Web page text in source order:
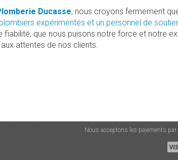
Ducasse, nous croyons fermement
expérimentés et un personnel de
fiabilité, que nous puisons notre force et notre
attentes de nos clients.
Nous acceptons les paiements